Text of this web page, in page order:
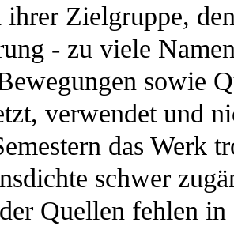
ihrer Zielgruppe,
- zu viele
sowie
verwendet und
das Werk
schwer
Quellen fehlen